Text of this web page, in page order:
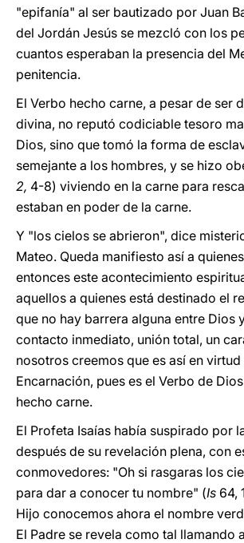
"epifanía" al ser bautizado por Juan
del Jordán Jesús se mezcló con los
cuantos esperaban la presencia del
penitencia.
El Verbo hecho carne, a pesar de ser
divina, no reputó codiciable tesoro
Dios, sino que tomó la forma de
semejante a los hombres, y se hizo
2, 4-8) viviendo en la carne para
estaban en poder de la carne.
Y "los cielos se abrieron", dice
Mateo. Queda manifiesto así a
entonces este acontecimiento
aquellos a quienes está destinado el
que no hay barrera alguna entre Dios
contacto inmediato, unión total, un
nosotros creemos que es así en
Encarnación, pues es el Verbo de
hecho carne.
El Profeta Isaías había suspirado por
después de su revelación plena, con
conmovedores: "Oh si rasgaras los
para dar a conocer tu nombre" (Is 64,
Hijo conocemos ahora el nombre
El Padre se revela como tal llamando